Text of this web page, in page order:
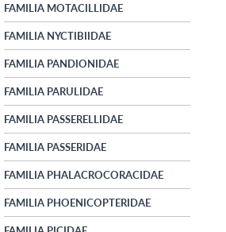
FAMILIA MOTACILLIDAE
FAMILIA NYCTIBIIDAE
FAMILIA PANDIONIDAE
FAMILIA PARULIDAE
FAMILIA PASSERELLIDAE
FAMILIA PASSERIDAE
FAMILIA PHALACROCORACIDAE
FAMILIA PHOENICOPTERIDAE